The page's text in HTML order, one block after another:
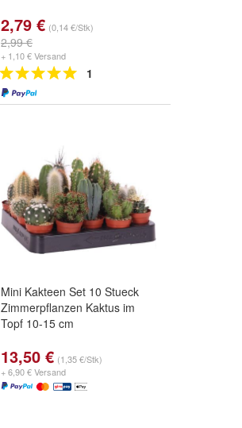
2,79 € (0,14 €/Stk)
2,99 €
+ 1,10 € Versand
1
Mini Kakteen Set 10 Stueck
Zimmerpflanzen Kaktus im
Topf 10-15 cm
13,50 € (1,35 €/Stk)
+ 6,90 € Versand